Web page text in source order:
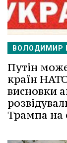
ВОЛОДИМИР
Путін
країн НАТО
висновки
Трампа на